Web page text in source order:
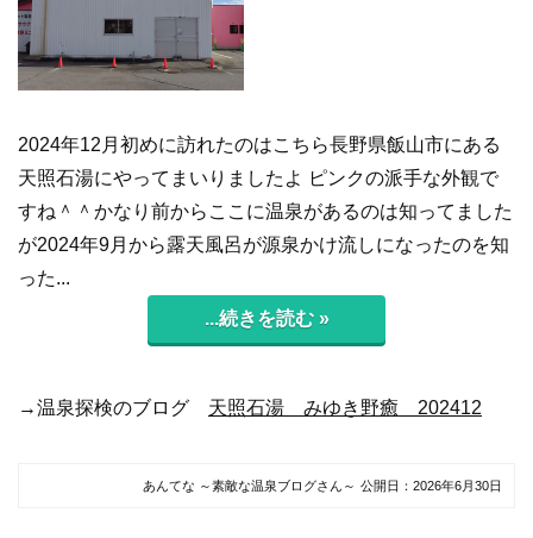
2024年12月初めに訪れたのはこちら長野県飯山市にある
天照石湯にやってまいりましたよ ピンクの派手な外観で
すね＾＾かなり前からここに温泉があるのは知ってました
が2024年9月から露天風呂が源泉かけ流しになったのを知
った...
...続きを読む »
→温泉探検のブログ 天照石湯 みゆき野癒 202412
あんてな ～素敵な温泉ブログさん～ 公開日： 2026年6月30日